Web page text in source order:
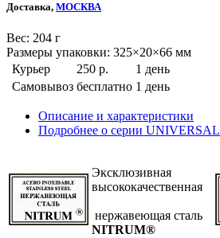
Доставка, МОСКВА
Веc: 204 г
Размеры упаковки: 325×20×66 мм
Курьер
250 р.
1 день
Самовывоз бесплатно 1 день
Описание и характеристики
Подробнее о серии UNIVERSAL
Эксклюзивная
высококачественная
нержавеющая сталь
NITRUM®